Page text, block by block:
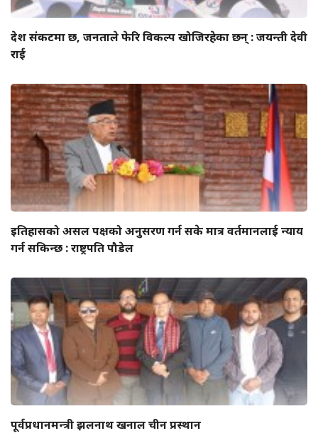
देश संकटमा छ, जनताले फेरि विकल्प खोजिरहेका छन् : जयन्ती देवी
राई
इतिहासको असल पक्षको अनुसरण गर्न सके मात्र वर्तमानलाई न्याय
गर्न सकिन्छ : राष्ट्रपति पौडेल
पूर्वप्रधानमन्त्री झलनाथ खनाल चीन प्रस्थान